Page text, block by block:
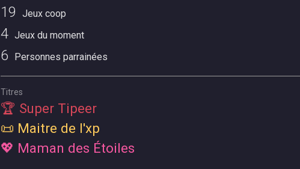
19 Jeux coop
4 Jeux du moment
6 Personnes parrainées
Titres
🏆 Super Tipeer
📜 Maitre de l'xp
💖 Maman des Étoiles